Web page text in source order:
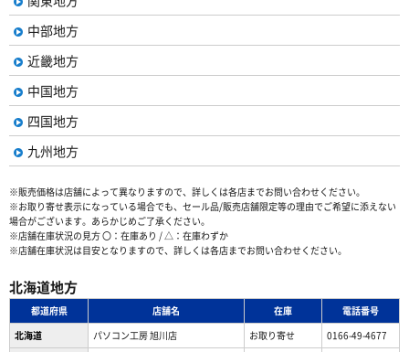
中部地方
近畿地方
中国地方
四国地方
九州地方
※販売価格は店舗によって異なりますので、詳しくは各店までお問い合わせください。
※お取り寄せ表示になっている場合でも、セール品/販売店舗限定等の理由でご希望に添えない
場合がございます。あらかじめご了承ください。
※店舗在庫状況の見方 〇：在庫あり / △：在庫わずか
※店舗在庫状況は目安となりますので、詳しくは各店までお問い合わせください。
北海道地方
都道府県 店舗名 在庫
電話番号
北海道
パソコン工房 旭川店 お取り寄せ
0166-49-4677